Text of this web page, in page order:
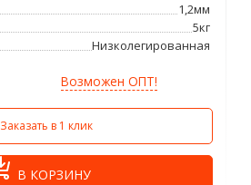
1,2мм
5кг
Низколегированная
Возможен ОПТ!
Заказать в 1 клик
В КОРЗИНУ